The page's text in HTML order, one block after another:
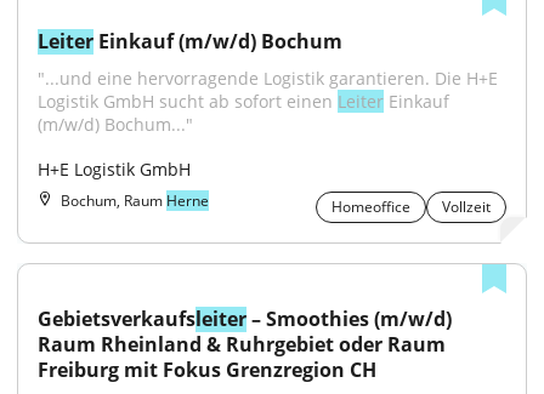
Leiter Einkauf (m/w/d) Bochum
"...und eine hervorragende Logistik garantieren. Die H+E
Logistik GmbH sucht ab sofort einen Leiter Einkauf
(m/w/d) Bochum..."
H+E Logistik GmbH
Bochum, Raum Herne Homeoffice Vollzeit
Gebietsverkaufsleiter – Smoothies (m/w/d)
Raum Rheinland & Ruhrgebiet oder Raum
Freiburg mit Fokus Grenzregion CH